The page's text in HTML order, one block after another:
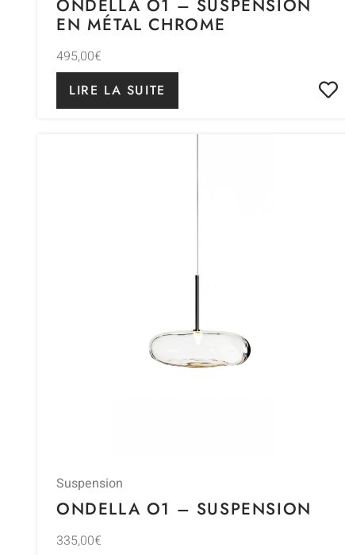
ONDELLA O1 – SUSPENSION
EN MÉTAL CHROME
495,00€
LIRE LA SUITE
Suspension
ONDELLA O1 – SUSPENSION
335,00€